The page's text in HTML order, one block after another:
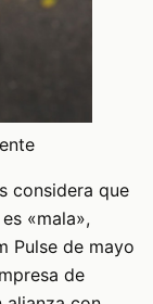
considera que
«mala»,
Pulse de mayo
de